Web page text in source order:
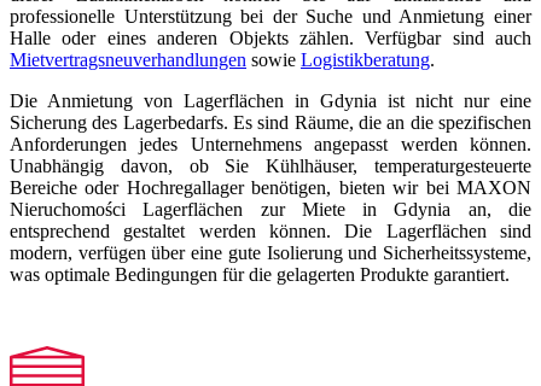
professionelle Unterstützung bei der Suche und Anmietung einer
Halle oder eines anderen Objekts zählen. Verfügbar sind auch
Mietvertragsneuverhandlungen sowie Logistikberatung.
Die Anmietung von Lagerflächen in Gdynia ist nicht nur eine
Sicherung des Lagerbedarfs. Es sind Räume, die an die spezifischen
Anforderungen jedes Unternehmens angepasst werden können.
Unabhängig davon, ob Sie Kühlhäuser, temperaturgesteuerte
Bereiche oder Hochregallager benötigen, bieten wir bei MAXON
Nieruchomości Lagerflächen zur Miete in Gdynia an, die
entsprechend gestaltet werden können. Die Lagerflächen sind
modern, verfügen über eine gute Isolierung und Sicherheitssysteme,
was optimale Bedingungen für die gelagerten Produkte garantiert.